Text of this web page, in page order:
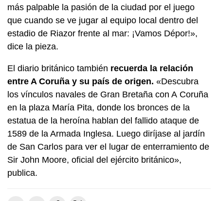
más palpable la pasión de la ciudad por el juego
que cuando se ve jugar al equipo local dentro del
estadio de Riazor frente al mar: ¡Vamos Dépor!»,
dice la pieza.
El diario británico también recuerda la relación
entre A Coruña y su país de origen. «Descubra
los vínculos navales de Gran Bretaña con A Coruña
en la plaza María Pita, donde los bronces de la
estatua de la heroína hablan del fallido ataque de
1589 de la Armada Inglesa. Luego diríjase al jardín
de San Carlos para ver el lugar de enterramiento de
Sir John Moore, oficial del ejército británico»,
publica.